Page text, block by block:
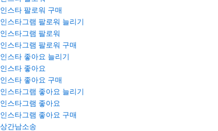
인스타 팔로워 구매
인스타그램 팔로워 늘리기
인스타그램 팔로워
인스타그램 팔로워 구매
인스타 좋아요 늘리기
인스타 좋아요
인스타 좋아요 구매
인스타그램 좋아요 늘리기
인스타그램 좋아요
인스타그램 좋아요 구매
상간남소송